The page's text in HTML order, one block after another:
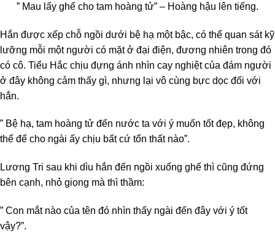
” Mau lấy ghế cho tam hoàng tử” – Hoàng hậu lên tiếng.
Hắn được xếp chỗ ngồi dưới bệ hạ một bậc, có thể quan sát kỹ
lưỡng mỗi một người có mặt ở đại điện, đương nhiên trong đó
có cô. Tiểu Hắc chịu đựng ánh nhìn cay nghiệt của đám người
ở đây không cảm thấy gì, nhưng lại vô cùng bực dọc đối với
hắn.
” Bệ hạ, tam hoàng tử đến nước ta với ý muốn tốt đẹp, không
thể để cho ngài ấy chịu bất cứ tổn thất nào”.
Lương Tri sau khi dìu hắn đến ngồi xuống ghế thì cũng đứng
bên cạnh, nhỏ giọng mà thì thầm:
” Con mắt nào của tên đó nhìn thấy ngài đến đây với ý tốt
vậy?”.